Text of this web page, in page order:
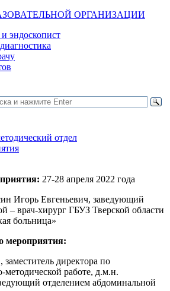
ОРГАНИЗАЦИИ
эндоскопист
отдел
27-28 апреля 2022 года
Игорь Евгеньевич, заведующий
– врач-хирург ГБУЗ Тверской области
больница»
мероприятия:
директора по
работе, д.м.н.
отделением абдоминальной